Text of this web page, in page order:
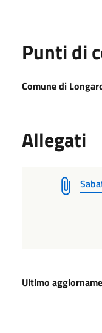
Punti di
Comune di
Allegati
Ultimo